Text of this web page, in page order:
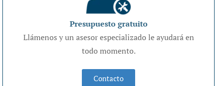
Presupuesto gratuito
Llámenos y un asesor especializado le ayudará en
todo momento.
Contacto